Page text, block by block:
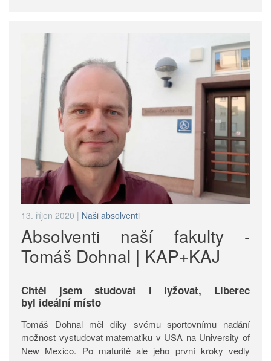
13. říjen 2020 | Naši absolventi
Absolventi naší fakulty -
Tomáš Dohnal | KAP+KAJ
Chtěl jsem studovat i lyžovat, Liberec
byl ideální místo
Tomáš Dohnal měl díky svému sportovnímu nadání
možnost vystudovat matematiku v USA na University of
New Mexico. Po maturitě ale jeho první kroky vedly